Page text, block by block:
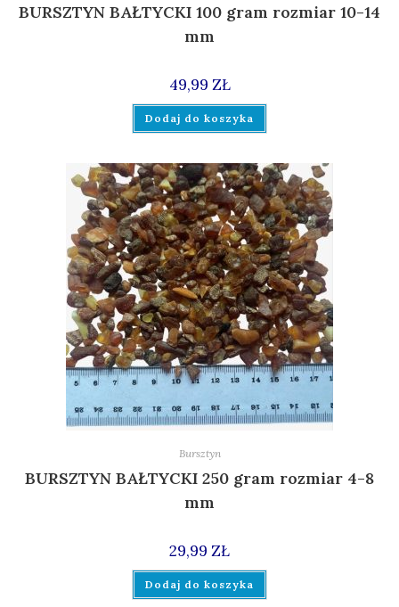
BURSZTYN BAŁTYCKI 100 gram rozmiar 10-14
mm
49,99 ZŁ
Dodaj do koszyka
Bursztyn
BURSZTYN BAŁTYCKI 250 gram rozmiar 4-8
mm
29,99 ZŁ
Dodaj do koszyka